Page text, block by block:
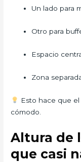
Un lado para
Otro para
Espacio
Zona
Esto hace que
cómodo.
Altura de
que casi